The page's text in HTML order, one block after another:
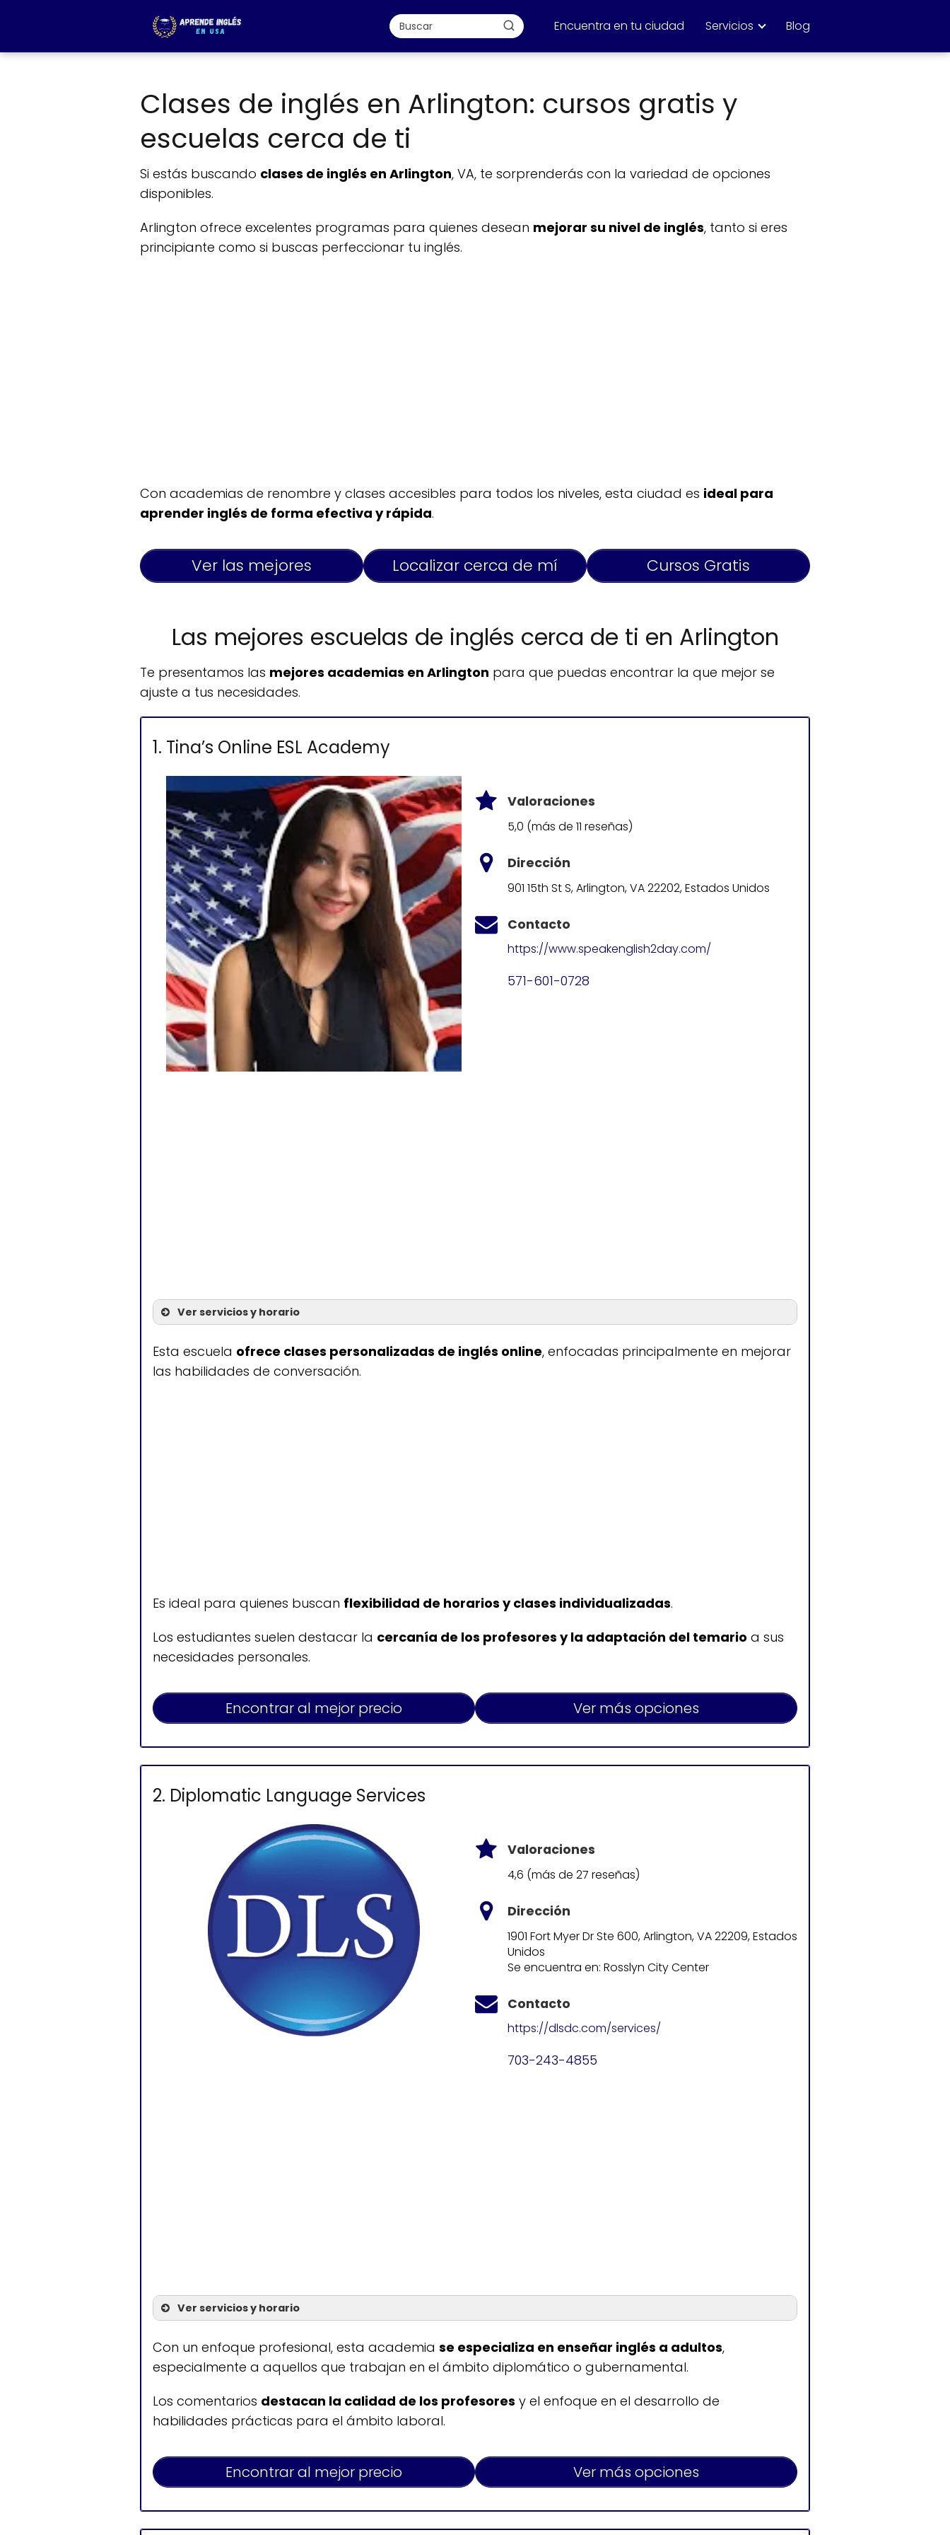
Encuentra en tu ciudad Servicios Blog
Clases de inglés en Arlington: cursos gratis y
escuelas cerca de ti
Si estás buscando clases de inglés en Arlington, VA, te sorprenderás con la variedad de opciones
disponibles.
Arlington ofrece excelentes programas para quienes desean mejorar su nivel de inglés, tanto si eres
principiante como si buscas perfeccionar tu inglés.
Con academias de renombre y clases accesibles para todos los niveles, esta ciudad es ideal para
aprender inglés de forma efectiva y rápida.
Ver las mejores Localizar cerca de mí Cursos Gratis
Las mejores escuelas de inglés cerca de ti en Arlington
Te presentamos las mejores academias en Arlington para que puedas encontrar la que mejor se
ajuste a tus necesidades.
1. Tina’s Online ESL Academy
Valoraciones
5,0 (más de 11 reseñas)
Dirección
901 15th St S, Arlington, VA 22202, Estados Unidos
Contacto
https://www.speakenglish2day.com/
571-601-0728
Ver servicios y horario
Servicios
Clases de inglés 1 a 1
Horario de atención
Esta escuela ofrece clases personalizadas de inglés online, enfocadas principalmente en mejorar
las habilidades de conversación.
Es ideal para quienes buscan flexibilidad de horarios y clases individualizadas.
Los estudiantes suelen destacar la cercanía de los profesores y la adaptación del temario a sus
necesidades personales.
Encontrar al mejor precio Ver más opciones
2. Diplomatic Language Services
Valoraciones
4,6 (más de 27 reseñas)
Dirección
1901 Fort Myer Dr Ste 600, Arlington, VA 22209, Estados
Unidos
Se encuentra en: Rosslyn City Center
Contacto
https://dlsdc.com/services/
703-243-4855
Ver servicios y horario
Servicios
Entrenamiento de idioma inglés
Horario de atención
Lunes a viernes: 7:45-16:00
Con un enfoque profesional, esta academia se especializa en enseñar inglés a adultos,
especialmente a aquellos que trabajan en el ámbito diplomático o gubernamental.
Los comentarios destacan la calidad de los profesores y el enfoque en el desarrollo de
habilidades prácticas para el ámbito laboral.
Encontrar al mejor precio Ver más opciones